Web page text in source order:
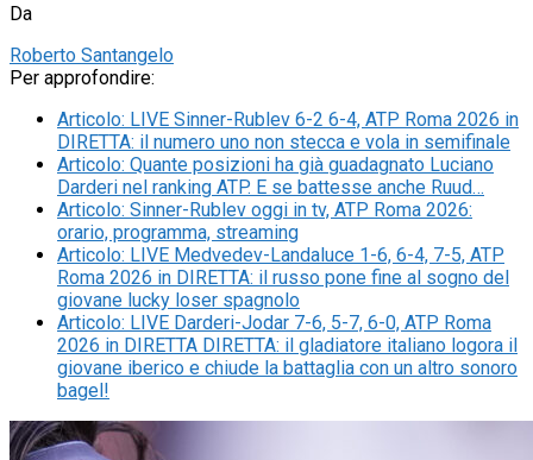
Da
Roberto Santangelo
Per approfondire:
Articolo: LIVE Sinner-Rublev 6-2 6-4, ATP Roma 2026 in
DIRETTA: il numero uno non stecca e vola in semifinale
Articolo: Quante posizioni ha già guadagnato Luciano
Darderi nel ranking ATP. E se battesse anche Ruud…
Articolo: Sinner-Rublev oggi in tv, ATP Roma 2026:
orario, programma, streaming
Articolo: LIVE Medvedev-Landaluce 1-6, 6-4, 7-5, ATP
Roma 2026 in DIRETTA: il russo pone fine al sogno del
giovane lucky loser spagnolo
Articolo: LIVE Darderi-Jodar 7-6, 5-7, 6-0, ATP Roma
2026 in DIRETTA DIRETTA: il gladiatore italiano logora il
giovane iberico e chiude la battaglia con un altro sonoro
bagel!